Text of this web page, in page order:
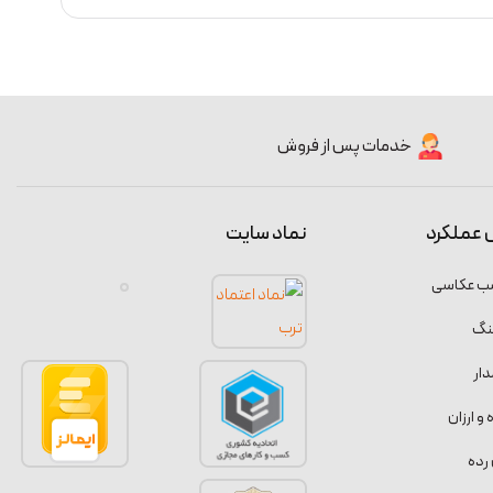
خدمات پس از فروش
عملکرد
عکاسی
ارزان
نماد سایت